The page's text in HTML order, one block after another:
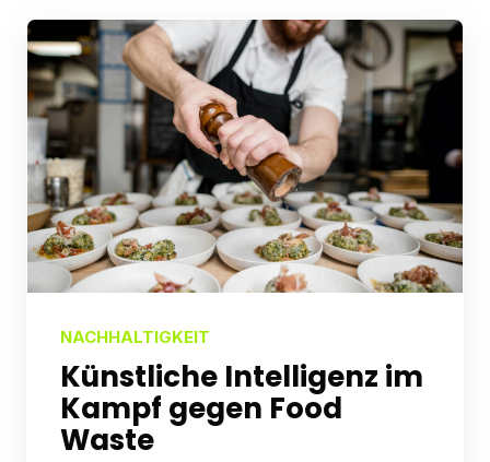
NACHHALTIGKEIT
Künstliche Intelligenz im
Kampf gegen Food
Waste